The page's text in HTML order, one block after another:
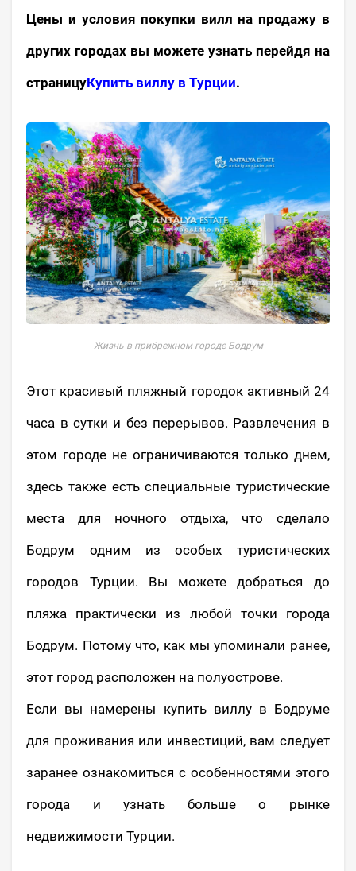
Цены и условия покупки вилл на продажу в
других городах вы можете узнать перейдя на
страницуКупить виллу в Турции.
Жизнь в прибрежном городе Бодрум
Этот красивый пляжный городок активный 24
часа в сутки и без перерывов. Развлечения в
этом городе не ограничиваются только днем,
здесь также есть специальные туристические
места для ночного отдыха, что сделало
Бодрум одним из особых туристических
городов Турции. Вы можете добраться до
пляжа практически из любой точки города
Бодрум. Потому что, как мы упоминали ранее,
этот город расположен на полуострове.
Если вы намерены купить виллу в Бодруме
для проживания или инвестиций, вам следует
заранее ознакомиться с особенностями этого
города и узнать больше о рынке
недвижимости Турции.